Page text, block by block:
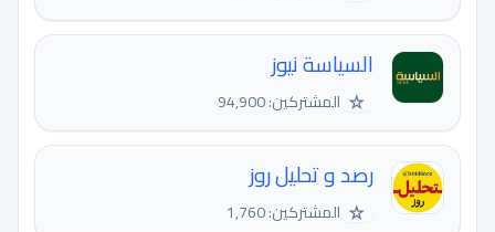
السياسة نيوز
☆ المشتركين: 94,900
رصد و تحلیل روز
☆ المشتركين: 1,760